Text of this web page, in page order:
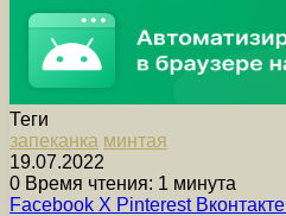
Теги
запеканка минтая
19.07.2022
0 Время чтения: 1 минута
Facebook X Pinterest Вконтакте